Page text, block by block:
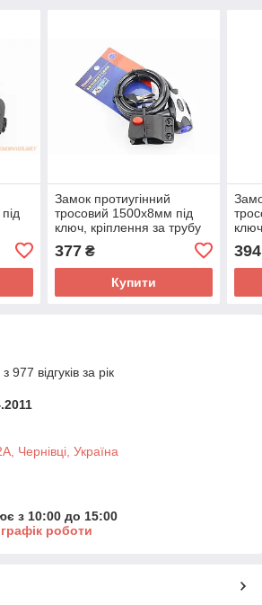
Замок протиугінний
тросовий 1500х8мм під
ключ, кріплення за трубу
377₴
Купити
394
977 відгуків за рік
Чернівці, Україна
з 10:00 до 15:00
роботи